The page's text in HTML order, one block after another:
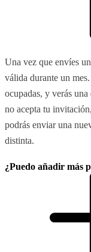
Una vez que envíes
válida durante un
ocupadas, y verás
no acepta tu
podrás enviar una
distinta.
¿Puedo añadir más